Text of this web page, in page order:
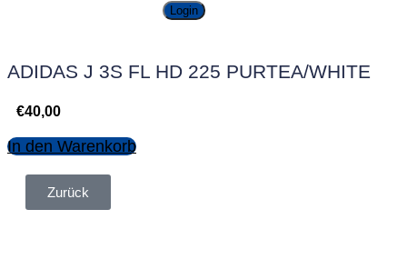
Login
ADIDAS J 3S FL HD 225 PURTEA/WHITE
€40,00
In den Warenkorb
Zurück